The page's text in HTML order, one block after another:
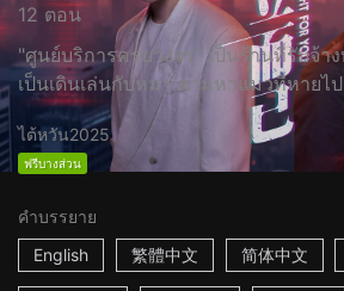
12 ตอน
"ศูนย์บริการครบวงจร” เป็นร้านที่รับจ้า
เป็นเดินเล่นกับหมา ตามหาแมวที่หายไ
ไต้หวัน2025
ฟรีบางส่วน
คำบรรยาย
English
繁體中文 简体中文